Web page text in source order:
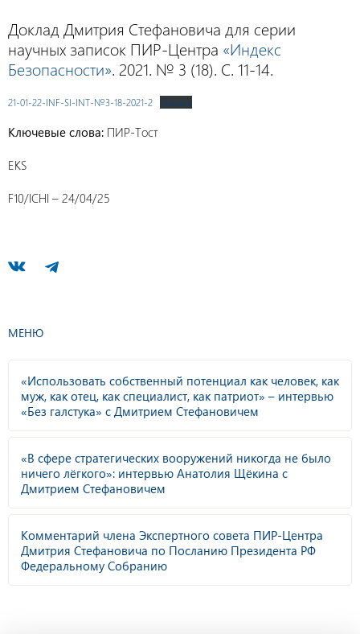
МЕНЮ
«Использовать собственный потенциал как человек, как
муж, как отец, как специалист, как патриот» – интервью
«Без галстука» с Дмитрием Стефановичем
«В сфере стратегических вооружений никогда не было
ничего лёгкого»: интервью Анатолия Щёкина с
Дмитрием Стефановичем
Комментарий члена Экспертного совета ПИР-Центра
Дмитрия Стефановича по Посланию Президента РФ
Федеральному Собранию
Доклад Дмитрия Стефановича для серии
научных записок ПИР-Центра «Индекс
Безопасности». 2021. № 3 (18). С. 11-14.
21-01-22-INF-SI-INT-№3-18-2021-2 Скачать
Ключевые слова: ПИР-Тост
EKS
F10/ICHI – 24/04/25